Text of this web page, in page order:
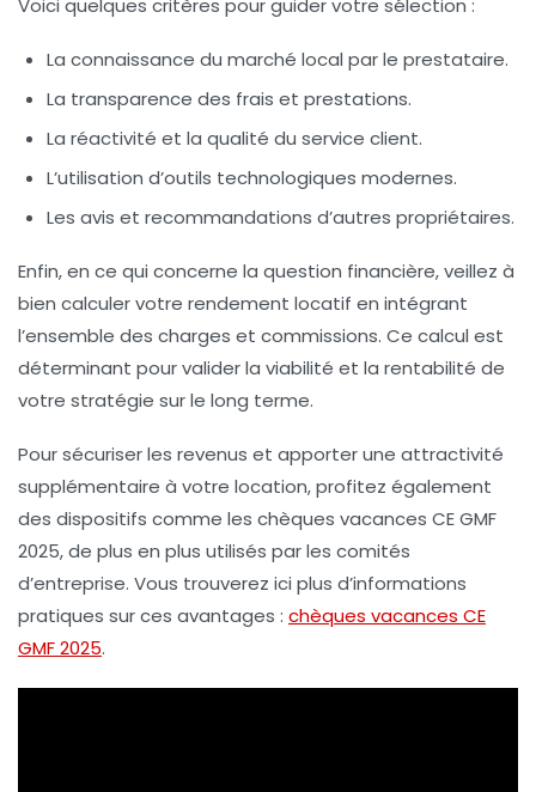
La connaissance du marché local par le prestataire.
La transparence des frais et prestations.
La réactivité et la qualité du service client.
L’utilisation d’outils technologiques modernes.
Les avis et recommandations d’autres propriétaires.
Enfin, en ce qui concerne la question financière, veillez à
bien calculer votre rendement locatif en intégrant
l’ensemble des charges et commissions. Ce calcul est
déterminant pour valider la viabilité et la rentabilité de
votre stratégie sur le long terme.
Pour sécuriser les revenus et apporter une attractivité
supplémentaire à votre location, profitez également
des dispositifs comme les chèques vacances CE GMF
2025, de plus en plus utilisés par les comités
d’entreprise. Vous trouverez ici plus d’informations
pratiques sur ces avantages : chèques vacances CE
GMF 2025.